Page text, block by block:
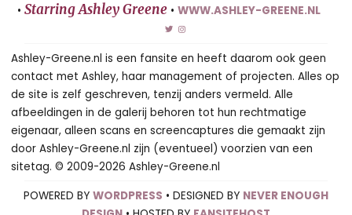
• Starring Ashley Greene • WWW.ASHLEY-GREENE.NL
Ashley-Greene.nl is een fansite en heeft daarom ook geen
contact met Ashley, haar management of projecten. Alles op
de site is zelf geschreven, tenzij anders vermeld. Alle
afbeeldingen in de galerij behoren tot hun rechtmatige
eigenaar, alleen scans en screencaptures die gemaakt zijn
door Ashley-Greene.nl zijn (eventueel) voorzien van een
sitetag. © 2009-2026 Ashley-Greene.nl
POWERED BY WORDPRESS • DESIGNED BY NEVER ENOUGH